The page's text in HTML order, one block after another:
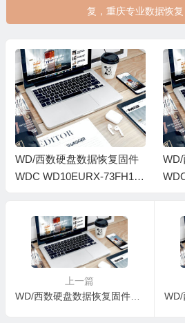
复，重庆专业数据恢
WD/西数硬盘数据恢复固件
WDC WD10EURX-73FH1Y
上一篇
WD/西数硬盘数据恢复固件WDC WD10EFRX-68JCSN0-01-01A01-WD-WMC1U5842643-0030002P-1682